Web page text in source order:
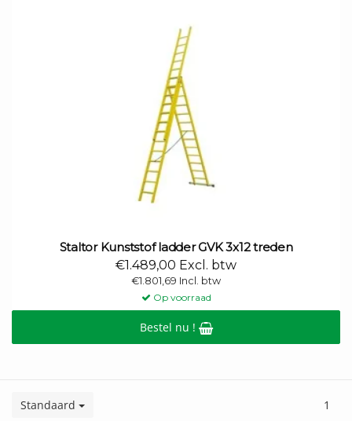
Staltor Kunststof ladder GVK 3x12 treden
€1.489,00 Excl. btw
€1.801,69 Incl. btw
Op voorraad
Bestel nu !
Standaard 1